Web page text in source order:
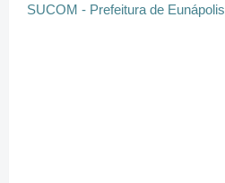
SUCOM - Prefeitura de Eunápolis